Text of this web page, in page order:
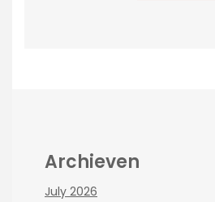
Archieven
July 2026